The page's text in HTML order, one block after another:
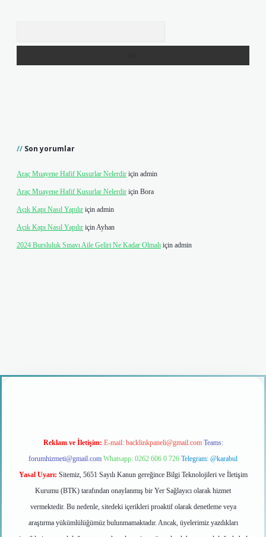
Son yorumlar
Araç Muayene Hafif Kusurlar Nelerdir için admin
Araç Muayene Hafif Kusurlar Nelerdir için Bora
Açık Kapı Nasıl Yapılır için admin
Açık Kapı Nasıl Yapılır içinAyhan
2024 Bursluluk Sınavı Aile Geliri Ne Kadar Olmalı için admin
Reklam ve İletişim: E-mail: backlinkpaneli@gmail.com Teams:
forumhizmeti@gmail.com Whatsapp: 0262 606 0 726 Telegram: @karabul
Yasal Uyarı: Sitemiz, 5651 Sayılı Kanun gereğince Bilgi Teknolojileri ve İletişim
Kurumu (BTK) tarafından onaylanmış bir Yer Sağlayıcı olarak hizmet
vermektedir. Bu nedenle, sitedeki içerikleri proaktif olarak denetleme veya
araştırma yükümlülüğümüz bulunmamaktadır. Ancak, üyelerimiz yazdıkları